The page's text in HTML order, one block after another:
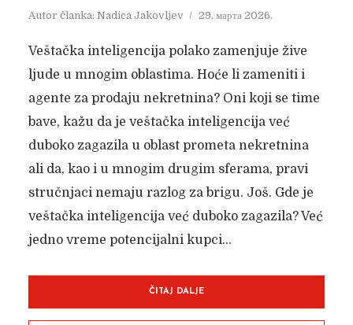
Autor članka: Nadica Jakovljev 29. марта 2026.
Veštačka inteligencija polako zamenjuje žive
ljude u mnogim oblastima. Hoće li zameniti i
agente za prodaju nekretnina? Oni koji se time
bave, kažu da je veštačka inteligencija već
duboko zagazila u oblast prometa nekretnina
ali da, kao i u mnogim drugim sferama, pravi
stručnjaci nemaju razlog za brigu. Još. Gde je
veštačka inteligencija već duboko zagazila? Već
jedno vreme potencijalni kupci...
ČITAJ DALJE